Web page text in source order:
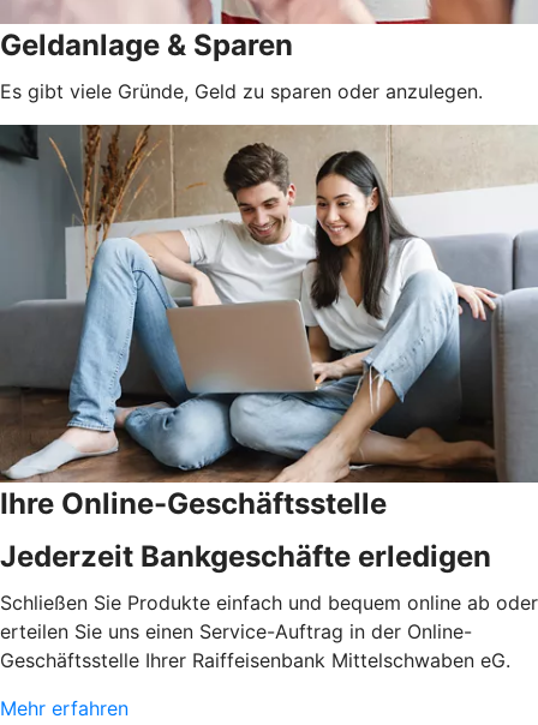
Geldanlage & Sparen
Es gibt viele Gründe, Geld zu sparen oder anzulegen.
Ihre Online-Geschäftsstelle
Jederzeit Bankgeschäfte erledigen
Schließen Sie Produkte einfach und bequem online ab oder
erteilen Sie uns einen Service-Auftrag in der Online-
Geschäftsstelle Ihrer Raiffeisenbank Mittelschwaben eG.
Mehr erfahren